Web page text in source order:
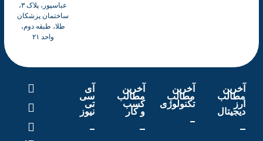
عباسپور، پلاک ۳،
ساختمان پزشکان
طلا، طبقه دوم،
واحد ۲۱
آخرین
مطالب
ارز
دیجیتال
آخرین
مطالب
تکنولوژی
آخرین
مطالب
کسب
و کار
آی
سی
تی
نیوز